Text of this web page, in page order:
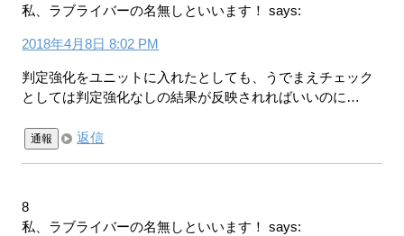
私、ラブライバーの名無しといいます！
says:
2018年4月8日 8:02 PM
判定強化をユニットに入れたとしても、うでまえチェック
としては判定強化なしの結果が反映されればいいのに…
通報 返信
8
私、ラブライバーの名無しといいます！
says: